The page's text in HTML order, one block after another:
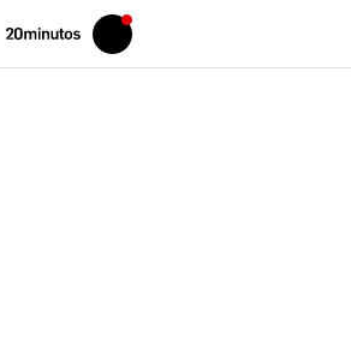
Volver
Iniciar
sesión